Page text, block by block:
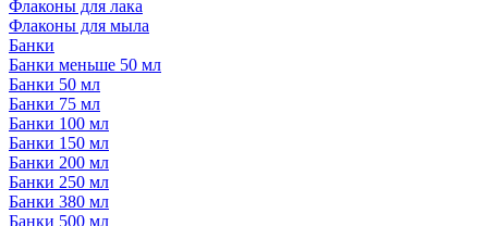
Флаконы для лака
Флаконы для мыла
Банки
Банки меньше 50 мл
Банки 50 мл
Банки 75 мл
Банки 100 мл
Банки 150 мл
Банки 200 мл
Банки 250 мл
Банки 380 мл
Банки 500 мл